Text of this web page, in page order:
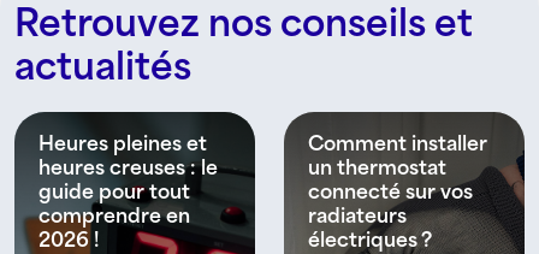
Retrouvez nos conseils et
actualités
Heures pleines et
heures creuses : le
guide pour tout
comprendre en
2026 !
Comment installer
un thermostat
connecté sur vos
radiateurs
électriques ?